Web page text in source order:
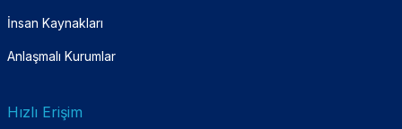
İnsan Kaynakları
Anlaşmalı Kurumlar
Hızlı Erişim